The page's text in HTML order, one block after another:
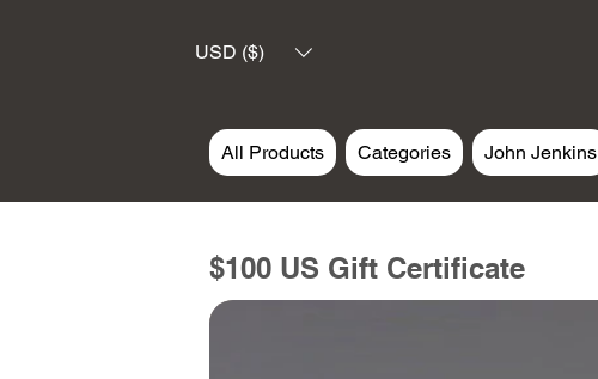
USD ($)
All Products Categories John Jenkins
$100 US Gift Certificate